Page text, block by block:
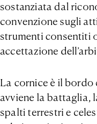
sostanziata dal
convenzione sugli
strumenti consentiti
accettazione
La cornice è il bordo
avviene la battaglia,
spalti terrestri e